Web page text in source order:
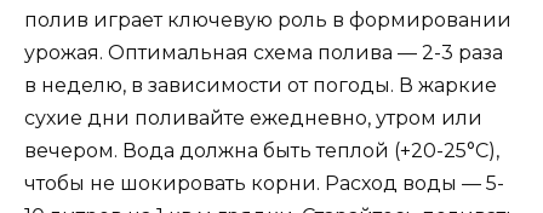
полив играет ключевую роль в формировании
урожая. Оптимальная схема полива — 2-3 раза
в неделю, в зависимости от погоды. В жаркие
сухие дни поливайте ежедневно, утром или
вечером. Вода должна быть теплой (+20-25°C),
чтобы не шокировать корни. Расход воды — 5-